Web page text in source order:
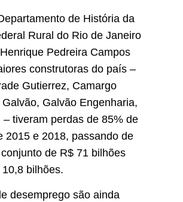
de História da
Rural do Rio de Janeiro
Pedreira Campos
construtoras do país –
Gutierrez, Camargo
Galvão Engenharia,
– tiveram perdas de 85% de
2015 e 2018, passando de
de R$ 71 bilhões
bilhões.
desemprego são ainda